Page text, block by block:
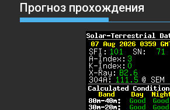
Прогноз прохождения